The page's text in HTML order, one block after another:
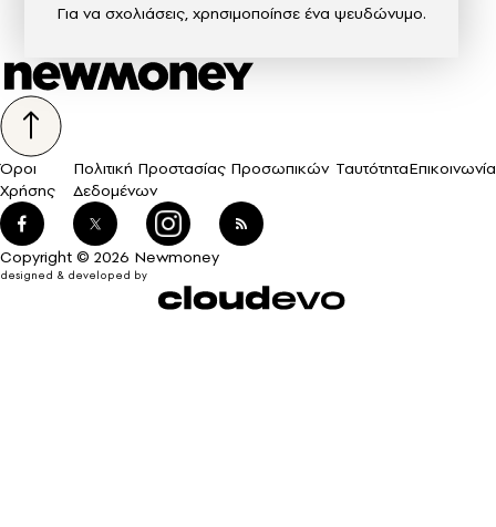
Για να σχολιάσεις, χρησιμοποίησε ένα ψευδώνυμο.
Όροι
Χρήσης
Πολιτική Προστασίας Προσωπικών
Δεδομένων
ΤαυτότηταΕπικοινωνία
Copyright © 2026 Newmoney
designed & developed by